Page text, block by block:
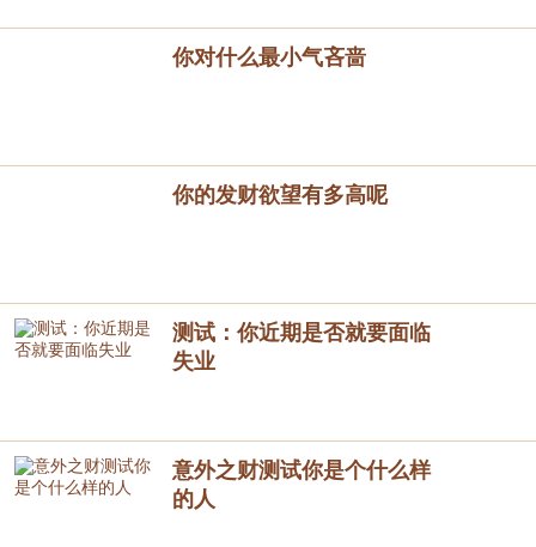
你对什么最小气吝啬
你的发财欲望有多高呢
测试：你近期是否就要面临
失业
意外之财测试你是个什么样
的人